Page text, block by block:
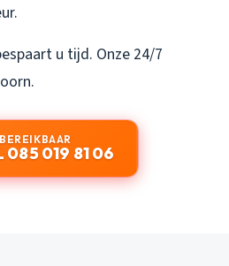
u tijd. Onze 24/7
085 019 81 06